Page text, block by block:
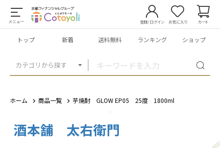
メニュー
カテゴリから探す
登録/ログイン お気に入り カート
トップ 新着 送料無料 ランキング ショップ
ホーム 商品一覧 芋焼酎 GLOW EP05 25度 1800ml
酒本舗 太右衛門